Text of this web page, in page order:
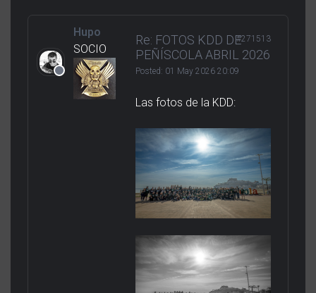
Hupo
SOCIO
Re: FOTOS KDD DE
PEÑÍSCOLA ABRIL 2026
Posted: 01 May 2026 20:09
#271513
Las fotos de la KDD: